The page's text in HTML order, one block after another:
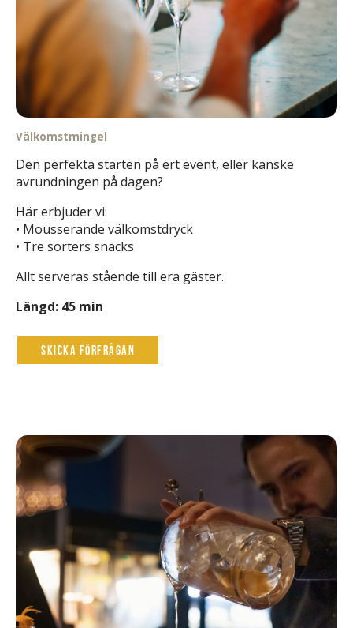
Välkomstmingel
Den perfekta starten på ert event, eller kanske
avrundningen på dagen?
Här erbjuder vi:
• Mousserande välkomstdryck
• Tre sorters snacks
Allt serveras stående till era gäster.
Längd: 45 min
Skicka förfrågan